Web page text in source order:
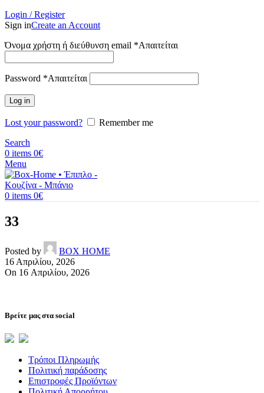
Login / Register
Sign inCreate an Account
Όνομα χρήστη ή διεύθυνση email *Απαιτείται
Password *Απαιτείται
Log in
Lost your password?
Remember me
Search
0 items 0€
Menu
0 items 0€
33
Posted by
BOX HOME
16 Απριλίου, 2026
On 16 Απριλίου, 2026
Βρείτε μας στα social
Τρόποι Πληρωμής
Πολιτική παράδοσης
Επιστροφές Προϊόντων